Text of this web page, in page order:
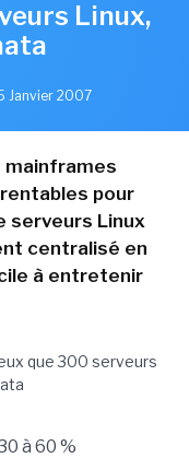
Linux,
Janvier 2007
mainframes
pour
serveurs Linux
centralisé en
à entretenir
à 60 %